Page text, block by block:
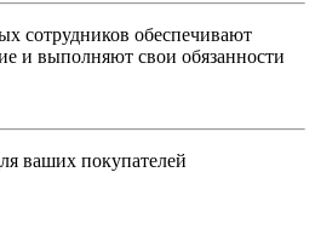
сотрудников обеспечивают
и выполняют свои обязанности
ваших покупателей